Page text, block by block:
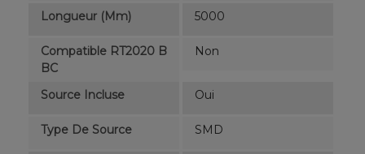
Longueur (mm) 5000
Compatible RT2020 B
BC
Non
Source Incluse Oui
Type De Source SMD